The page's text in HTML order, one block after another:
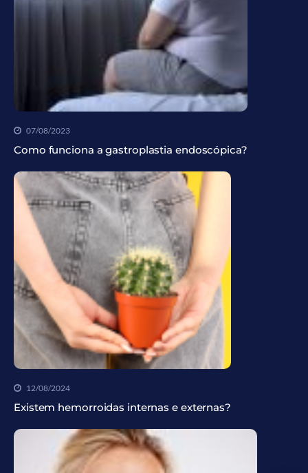
07/08/2023
Como funciona a gastroplastia endoscópica?
12/08/2024
Existem hemorroidas internas e externas?